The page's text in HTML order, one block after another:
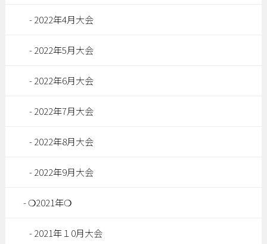
2022年4月大会
2022年5月大会
2022年6月大会
2022年7月大会
2022年8月大会
2022年9月大会
❍2021年❍
2021年１0月大会